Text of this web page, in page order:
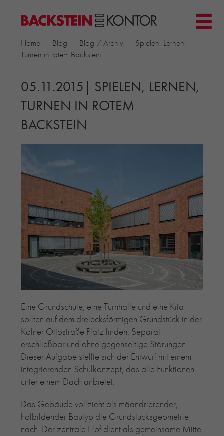
PROJEKTE
▼
KIRCHEN
MEHRFAMILIENHÄUSER
MUSEEN
EINFAMILIENHÄUSER
PRODUKTE
RIEMCHENKOLLEKTIONEN TONWERK
ALLGEMEINE RIEMCHENKOLLEKTIONEN
PETERSEN TEGL
RECYCLING-ZIEGEL
RE-USE-ZIEGEL
GLASUR-ZIEGEL
RE-USE-MÖRTEL
FASSADENPLANUNG (SCHWEIZ)
PRIVATKUNDEN
ÜBER UNS
BLOG
Home Blog Blog / Archiv
Spielen, Lernen,
Turnen in rotem Backstein
05.11.2015| SPIELEN, LERNEN,
TURNEN IN ROTEM
BACKSTEIN
Eine Grundschule, eine Turnhalle und eine Kita
sollten auf dem dreiecksförmigen Grundstück in der
Kölner Ottostraße Platz finden. Separat
erschließbar und ohne gegenseitige Störungen.
Dieser Aufgabe stellte sich der Entwurf mit einem
integrierenden Schulkonzept, das alle Funktionen
unter einem Dach anbietet.
Das Gebäude vollzieht als mäandrierender,
hofbildender Bautyp die Grundstücksgeometrie
nach. Der zentrale Hof dient als gemeinsame Mitte